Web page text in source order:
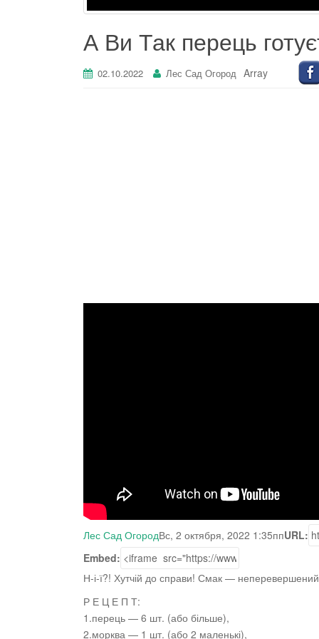
А Ви Так перець
02.10.2022 Лес Сад Огород Array
Лес Сад ОгородВс, 2 октября, 2022 1:35ппURL:
Embed:
Н-і-ї?! Хутчій до справи! Смак —
Р Е Ц Е П Т:
1.перець — 6 шт. (або більше),
2.морква — 1 шт. (або 2 маленькі),